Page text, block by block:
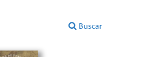
Buscar